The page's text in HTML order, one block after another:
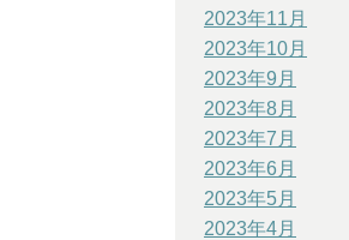
2023年11月
2023年10月
2023年9月
2023年8月
2023年7月
2023年6月
2023年5月
2023年4月